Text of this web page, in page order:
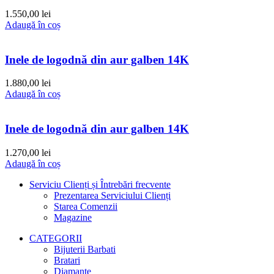
1.550,00 lei
Adaugă în coș
Inele de logodnă din aur galben 14K
1.880,00 lei
Adaugă în coș
Inele de logodnă din aur galben 14K
1.270,00 lei
Adaugă în coș
Serviciu Clienți și Întrebări frecvente
Prezentarea Serviciului Clienți
Starea Comenzii
Magazine
CATEGORII
Bijuterii Barbati
Bratari
Diamante